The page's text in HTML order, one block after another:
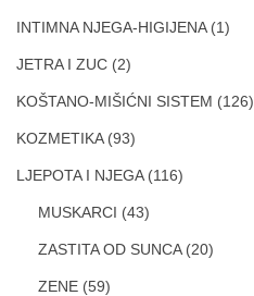
INTIMNA NJEGA-HIGIJENA (1)
JETRA I ZUC (2)
KOŠTANO-MIŠIĆNI SISTEM (126)
KOZMETIKA (93)
LJEPOTA I NJEGA (116)
MUSKARCI (43)
ZASTITA OD SUNCA (20)
ZENE (59)